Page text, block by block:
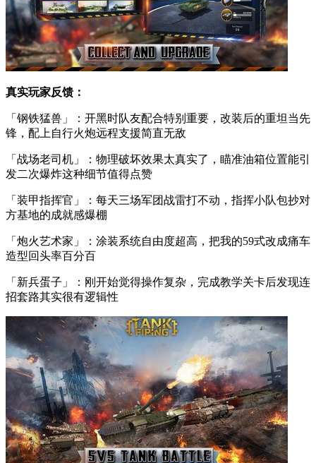
真实玩家反馈：
「钢铁猛兽」：开黑时队友配合特别重要，改装后的重坦当先
锋，配上自行火炮远程支援简直无敌
「战场老司机」：物理破坏效果太真实了，瞄准油箱位置能引
发二次爆炸这种细节值得点赞
「装甲指挥官」：每天三场军团战雷打不动，指挥小队包抄对
方基地的成就感爆棚
「炮火艺术家」：涂装系统自由度超高，把我的59式改成痛车
造型回头率百分百
「新兵蛋子」：刚开始觉得操作复杂，完成教学关卡后发现连
招套路其实很有逻辑性